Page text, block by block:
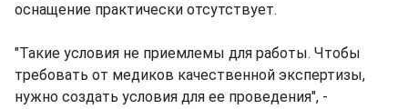
оснащение практически отсутствует.
"Такие условия не приемлемы для работы. Чтобы
требовать от медиков качественной экспертизы,
нужно создать условия для ее проведения", -